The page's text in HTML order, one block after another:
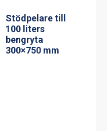
Stödpelare till
100 liters
bengryta
300×750 mm